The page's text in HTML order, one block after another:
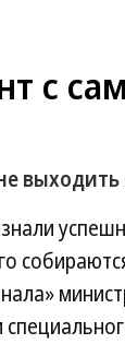
с
выходить